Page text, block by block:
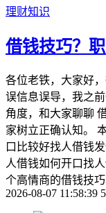
理财知识
借钱技巧？
各位老铁，大家好
误信息误导，我之
角度，和大家聊聊
家树立正确认知。
口比较好找人借钱
人借钱如何开口找
个高情商的借钱技
2026-08-07 11:58:39